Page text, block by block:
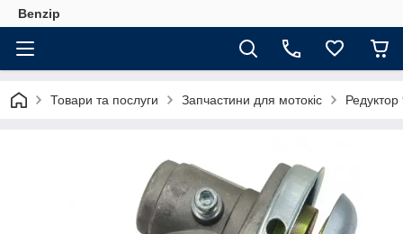
Benzip
Товари та послуги Запчастини для мотокіс